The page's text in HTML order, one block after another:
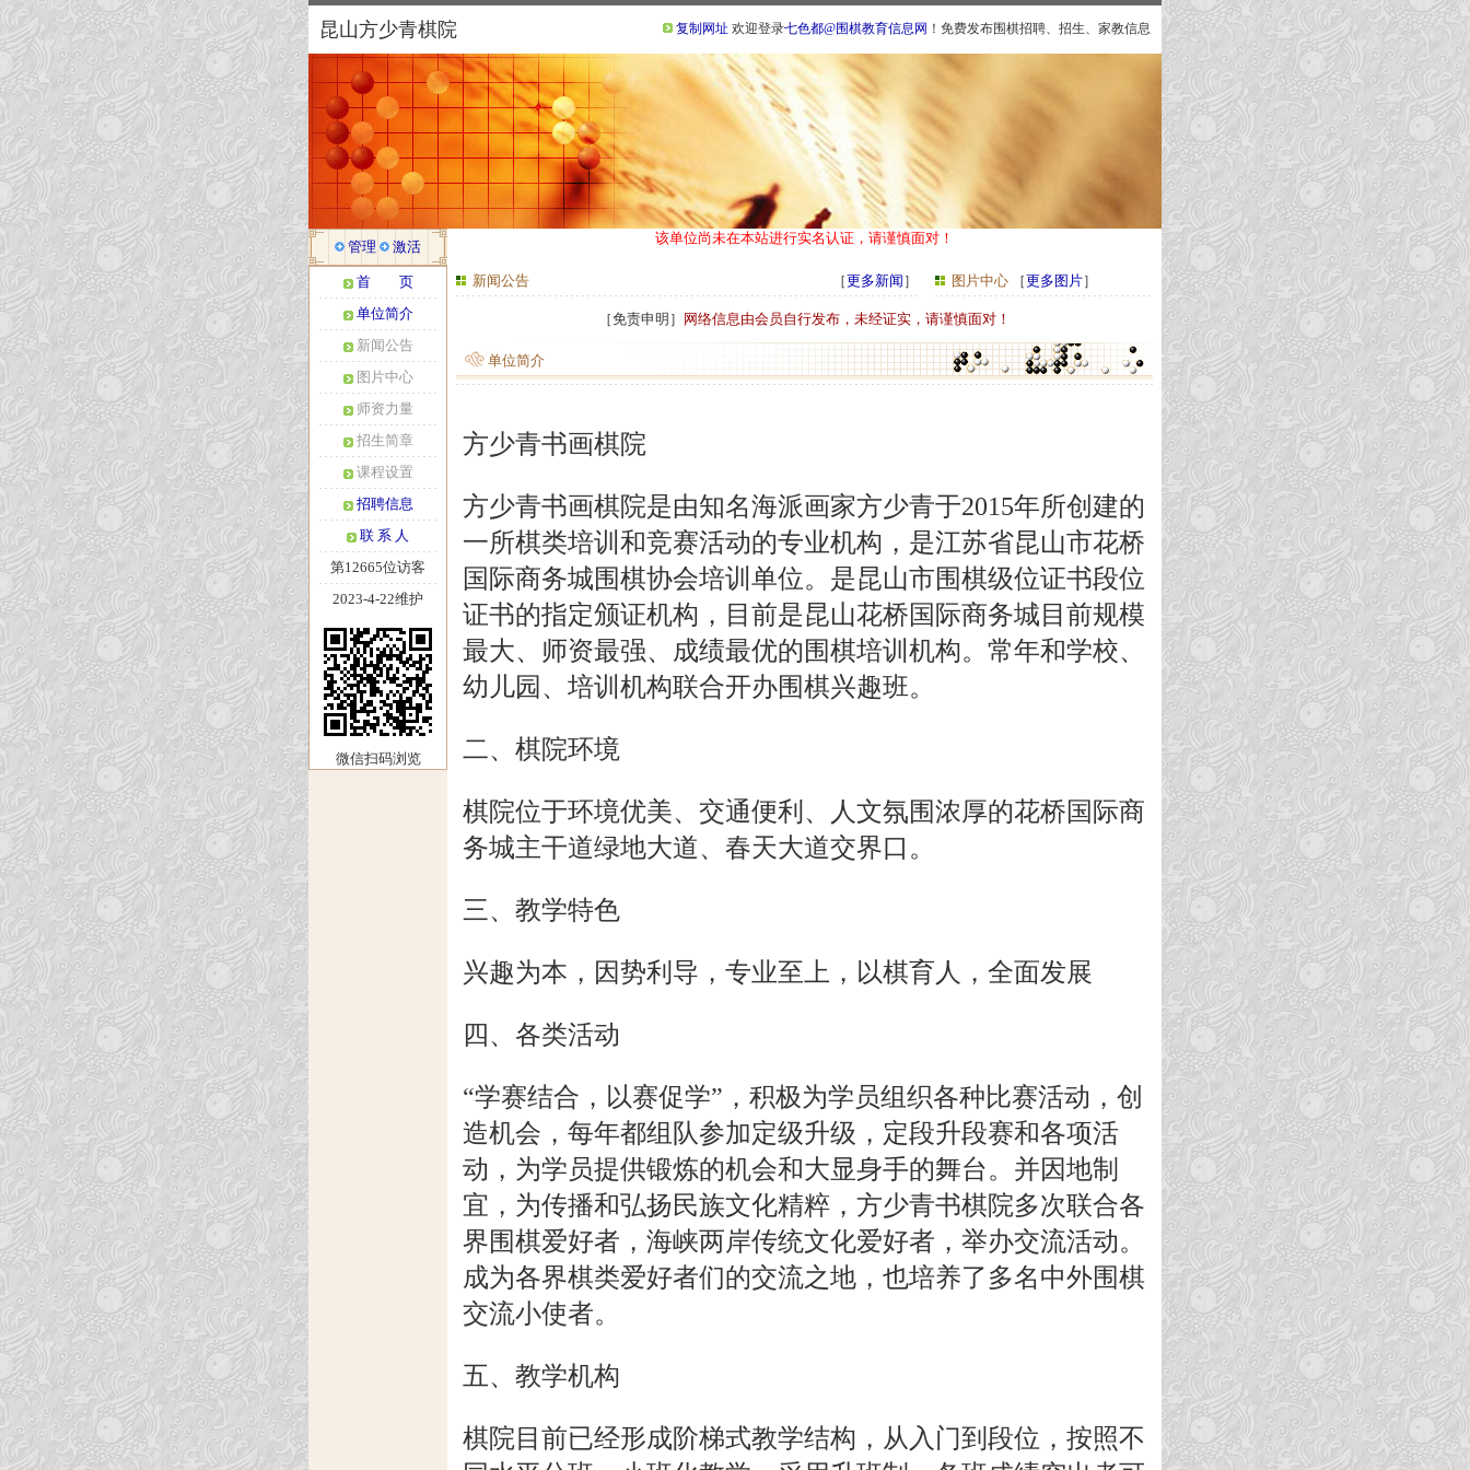
昆山方少青棋院 复制网址 欢迎登录七色都@围棋教育信息网 ！免费发布围棋招聘、招生、家教信息
管理 激活
首 页
单位简介
新闻公告
图片中心
师资力量
招生简章
课程设置
招聘信息
联 系 人
第12665位访客
2023-4-22维护
微信扫码浏览
该单位尚未在本站进行实名认证，请谨慎面对！
新闻公告 ［更多新闻 ］ 图片中心 ［更多图片］
［免责申明］ 网络信息由会员自行发布，未经证实，请谨慎面对！
单位简介
方少青书画棋院
方少青书画棋院是由知名海派画家方少青于2015年所创建的
一所棋类培训和竞赛活动的专业机构，是江苏省昆山市花桥
国际商务城围棋协会培训单位。是昆山市围棋级位证书段位
证书的指定颁证机构，目前是昆山花桥国际商务城目前规模
最大、师资最强、成绩最优的围棋培训机构。常年和学校、
幼儿园、培训机构联合开办围棋兴趣班。
二、棋院环境
棋院位于环境优美、交通便利、人文氛围浓厚的花桥国际商
务城主干道绿地大道、春天大道交界口。
三、教学特色
兴趣为本，因势利导，专业至上，以棋育人，全面发展
四、各类活动
“学赛结合，以赛促学”，积极为学员组织各种比赛活动，创
造机会，每年都组队参加定级升级，定段升段赛和各项活
动，为学员提供锻炼的机会和大显身手的舞台。并因地制
宜，为传播和弘扬民族文化精粹，方少青书棋院多次联合各
界围棋爱好者，海峡两岸传统文化爱好者，举办交流活动。
成为各界棋类爱好者们的交流之地，也培养了多名中外围棋
交流小使者。
五、教学机构
棋院目前已经形成阶梯式教学结构，从入门到段位，按照不